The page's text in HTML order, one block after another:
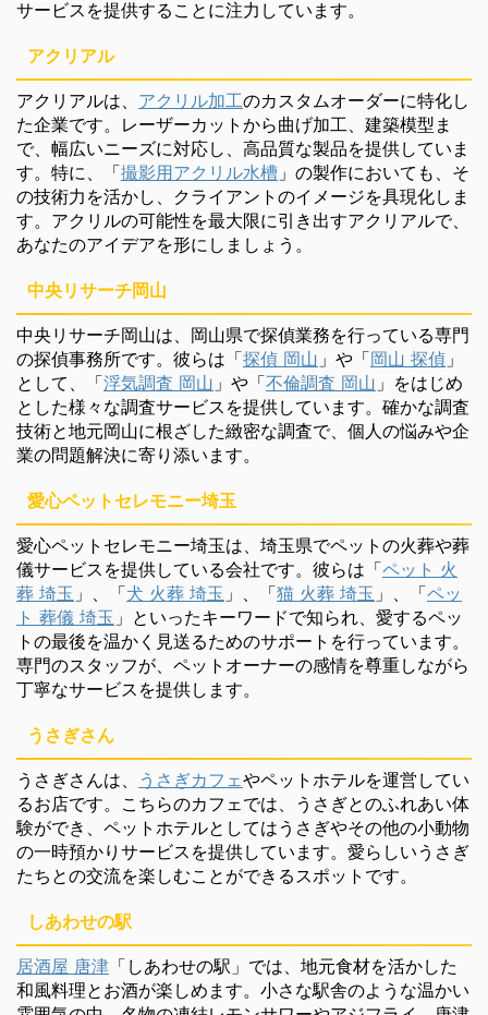
サービスを提供することに注力しています。
アクリアル
アクリアルは、 アクリル加工のカスタムオーダーに特化し
た企業です。レーザーカットから曲げ加工、建築模型ま
で、幅広いニーズに対応し、高品質な製品を提供していま
す。特に、「撮影用アクリル水槽 」の製作においても、そ
の技術力を活かし、クライアントのイメージを具現化しま
す。アクリルの可能性を最大限に引き出すアクリアルで、
あなたのアイデアを形にしましょう。
中央リサーチ岡山
中央リサーチ岡山は、岡山県で探偵業務を行っている専門
の探偵事務所です。彼らは「探偵 岡山 」や「岡山 探偵 」
として、「浮気調査 岡山 」や「不倫調査 岡山 」をはじめ
とした様々な調査サービスを提供しています。確かな調査
技術と地元岡山に根ざした緻密な調査で、個人の悩みや企
業の問題解決に寄り添います。
愛心ペットセレモニー埼玉
愛心ペットセレモニー埼玉は、埼玉県でペットの火葬や葬
儀サービスを提供している会社です。彼らは「ペット 火
葬 埼玉 」、「犬 火葬 埼玉 」、「猫 火葬 埼玉 」、「ペッ
ト 葬儀 埼玉 」といったキーワードで知られ、愛するペッ
トの最後を温かく見送るためのサポートを行っています。
専門のスタッフが、ペットオーナーの感情を尊重しながら
丁寧なサービスを提供します。
うさぎさん
うさぎさんは、 うさぎカフェやペットホテルを運営してい
るお店です。こちらのカフェでは、うさぎとのふれあい体
験ができ、ペットホテルとしてはうさぎやその他の小動物
の一時預かりサービスを提供しています。愛らしいうさぎ
たちとの交流を楽しむことができるスポットです。
しあわせの駅
居酒屋 唐津 「しあわせの駅」では、地元食材を活かした
和風料理とお酒が楽しめます。小さな駅舎のような温かい